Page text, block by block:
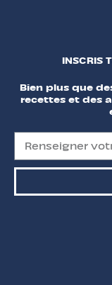
INSCRIS
Bien plus que
recettes et des